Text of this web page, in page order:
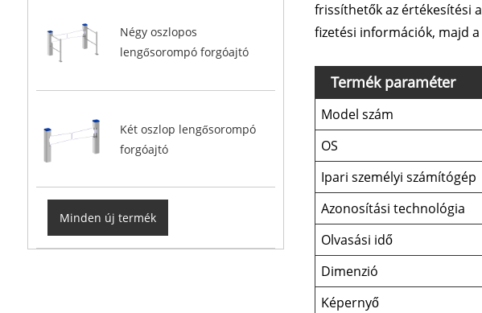
Négy oszlopos
lengősorompó forgóajtó
Két oszlop lengősorompó
forgóajtó
Minden új termék
frissíthetők az értékesítési
fizetési információk, majd
Termék paraméter
Model szám
OS
Ipari személyi számítógép
Azonosítási technológia
Olvasási idő
Dimenzió
Képernyő